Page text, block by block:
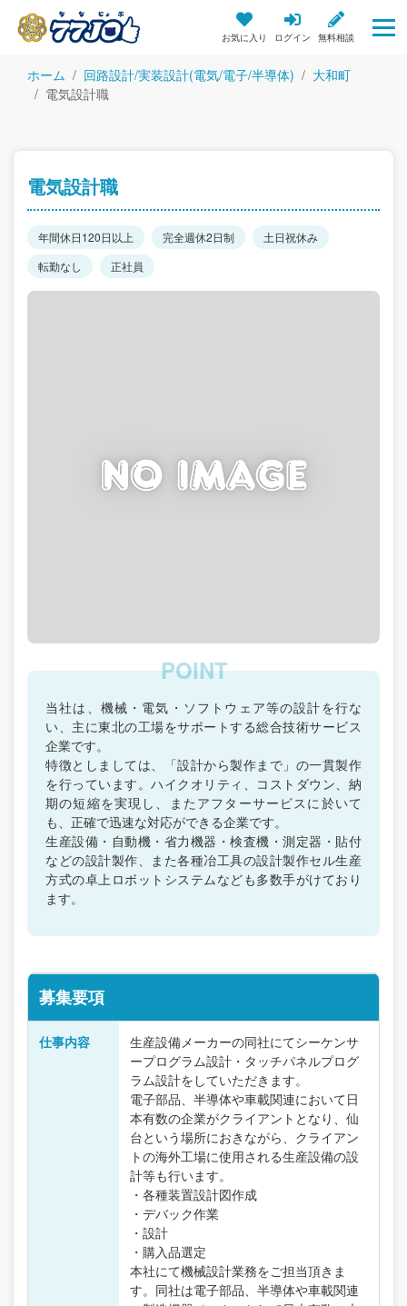
お気に入り ログイン 無料相談
ホーム 回路設計/実装設計(電気/電子/半導体)
大和町
電気設計職
電気設計職
年間休日120日以上 完全週休2日制
土日祝休み
転勤なし
正社員
当社は、機械・電気・ソフトウェア等の設計を行な
い、主に東北の工場をサポートする総合技術サービス
企業です。
特徴としましては、「設計から製作まで」の一貫製作
を行っています。ハイクオリティ、コストダウン、納
期の短縮を実現し、またアフターサービスに於いて
も、正確で迅速な対応ができる企業です。
生産設備・自動機・省力機器・検査機・測定器・貼付
などの設計製作、また各種冶工具の設計製作セル生産
方式の卓上ロボットシステムなども多数手がけており
ます。
募集要項
仕事内容
生産設備メーカーの同社にてシーケンサ
ープログラム設計・タッチパネルプログ
ラム設計をしていただきます。
電子部品、半導体や車載関連において日
本有数の企業がクライアントとなり、仙
台という場所におきながら、クライアン
トの海外工場に使用される生産設備の設
計等も行います。
・各種装置設計図作成
・デバック作業
・設計
・購入品選定
本社にて機械設計業務をご担当頂きま
す。同社は電子部品、半導体や車載関連